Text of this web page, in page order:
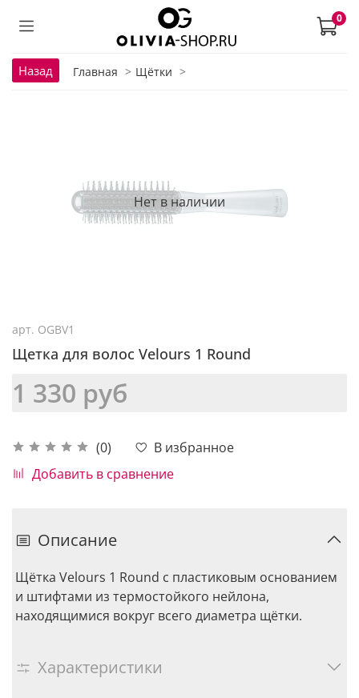
0
Назад Главная Щётки
Нет в наличии
арт. OGBV1
Щетка для волос Velours 1 Round
(0)
В избранное
Добавить в сравнение
1 330 руб
Описание
Щётка Velours 1 Round с пластиковым основанием
и штифтами из термостойкого нейлона,
находящимися вокруг всего диаметра щётки.
Характеристики